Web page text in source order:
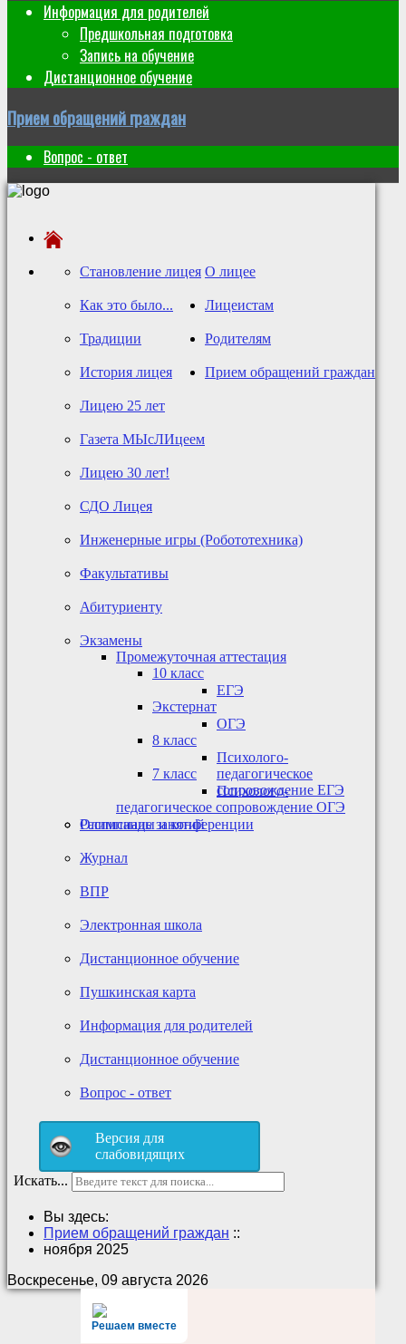
Информация для родителей
Предшкольная подготовка
Запись на обучение
Дистанционное обучение
Прием обращений граждан
Вопрос - ответ
О лицее
Становление лицея
Как это было...
Традиции
История лицея
Лицею 25 лет
Газета МЫсЛИцеем
Лицею 30 лет!
Лицеистам
СДО Лицея
Инженерные игры (Робототехника)
Факультативы
Абитуриенту
Экзамены
Промежуточная аттестация
10 класс
Экстернат
8 класс
7 класс
ЕГЭ
ОГЭ
Психолого-
педагогическое
сопровождение ЕГЭ
Психолого-
педагогическое сопровождение ОГЭ
Олимпиады и конференции
Расписание занятий
Журнал
ВПР
Электронная школа
Дистанционное обучение
Пушкинская карта
Родителям
Информация для родителей
Дистанционное обучение
Прием обращений граждан
Вопрос - ответ
Версия для
слабовидящих
Искать...
Вы здесь:
Прием обращений граждан ::
ноября 2025
Воскресенье, 09 августа 2026
Решаем вместе